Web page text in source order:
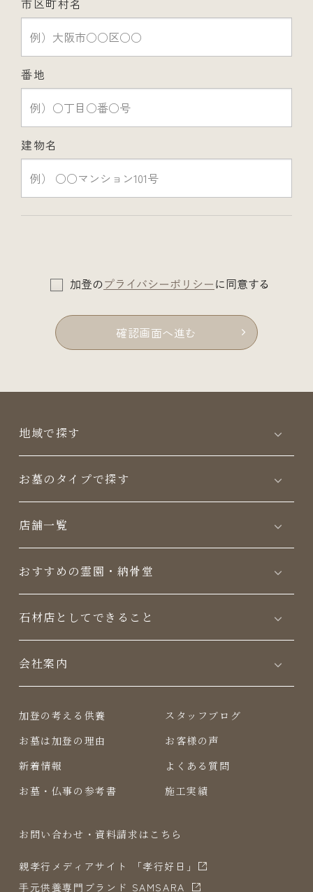
番地
建物名
加登のプライバシーポリシー に同意する
確認画面へ進む
地域で探す
お墓のタイプで探す
店舗一覧
おすすめの霊園・納骨堂
⽯材店としてできること
会社案内
加登の考える供養
お墓は加登の理由
新着情報
お墓・仏事の参考書
スタッフブログ
お客様の声
よくある質問
施工実績
お問い合わせ・資料請求はこちら
親孝行メディアサイト 「孝行好日」
⼿元供養専⾨ブランド SAMSARA